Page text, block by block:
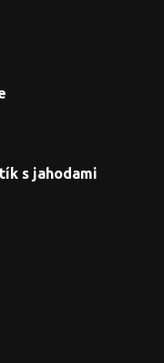
s jahodami